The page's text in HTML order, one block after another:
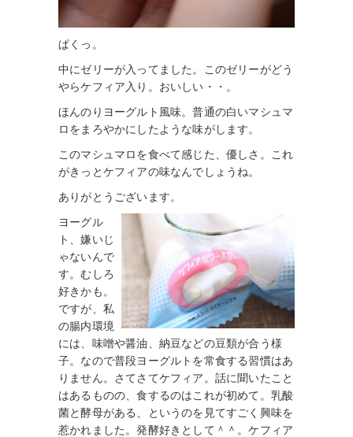
ぱくっ。
中にゼリーが入ってました。このゼリーがどう
やらケフィア入り。おいしい・・。
ほんのりヨーグルト風味。普通の白いマシュマ
ロをまろやかにしたような味がします。
このマシュマロを食べて感じた、優しさ。これ
がきっとケフィアの味なんでしょうね。
ありがとうございます。
ヨーグル
ト、嫌いじ
ゃないんで
す。むしろ
好きかも。
ですが、私
の腸内環境
には、味噌や醤油、納豆などの豆類が合う様
子。なので普段ヨーグルトを常食する習慣はあ
りません。さてさてケフィア。話に聞いたこと
はあるものの、食するのはこれが初めて。乳酸
菌と酵母がある、というのを見てすごく興味を
惹かれました。発酵好きとして＾＾。ケフィア